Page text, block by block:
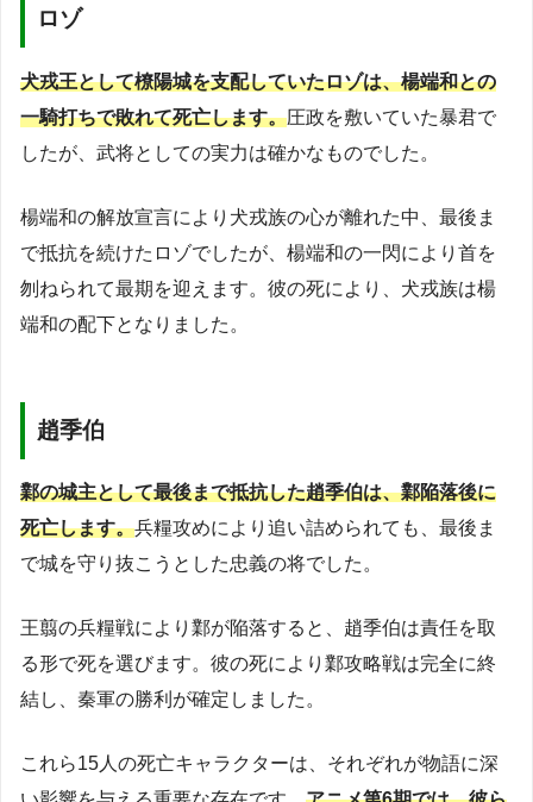
ロゾ
犬戎王として橑陽城を支配していたロゾは、楊端和との
一騎打ちで敗れて死亡します。圧政を敷いていた暴君で
したが、武将としての実力は確かなものでした。
楊端和の解放宣言により犬戎族の心が離れた中、最後ま
で抵抗を続けたロゾでしたが、楊端和の一閃により首を
刎ねられて最期を迎えます。彼の死により、犬戎族は楊
端和の配下となりました。
趙季伯
鄴の城主として最後まで抵抗した趙季伯は、鄴陥落後に
死亡します。兵糧攻めにより追い詰められても、最後ま
で城を守り抜こうとした忠義の将でした。
王翦の兵糧戦により鄴が陥落すると、趙季伯は責任を取
る形で死を選びます。彼の死により鄴攻略戦は完全に終
結し、秦軍の勝利が確定しました。
これら15人の死亡キャラクターは、それぞれが物語に深